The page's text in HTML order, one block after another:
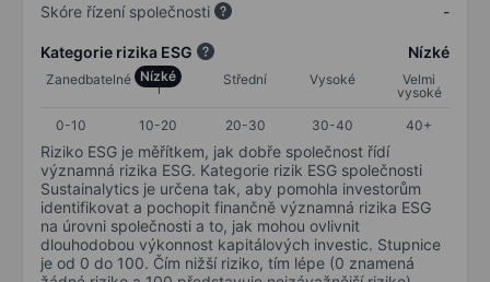
Skóre řízení společnosti
-
Kategorie rizika ESG Nízké
Zanedbatelné Nízké Střední Vysoké
Velmi
vysoké
0-10
10-20 20-30 30-40 40+
Riziko ESG je měřítkem, jak dobře společnost řídí
významná rizika ESG. Kategorie rizik ESG společnosti
Sustainalytics je určena tak, aby pomohla investorům
identifikovat a pochopit finančně významná rizika ESG
na úrovni společnosti a to, jak mohou ovlivnit
dlouhodobou výkonnost kapitálových investic. Stupnice
je od 0 do 100. Čím nižší riziko, tím lépe (0 znamená